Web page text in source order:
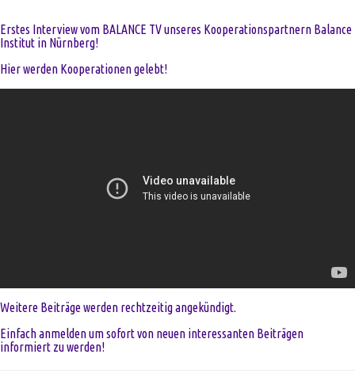
Erstes Interview vom BALANCE TV unseres Kooperationspartnern Balance
Institut in Nürnberg!
Hier werden Kooperationen gelebt!
Weitere Beiträge werden rechtzeitig angekündigt.
Einfach anmelden um sofort von neuen interessanten Beiträgen
informiert zu werden!